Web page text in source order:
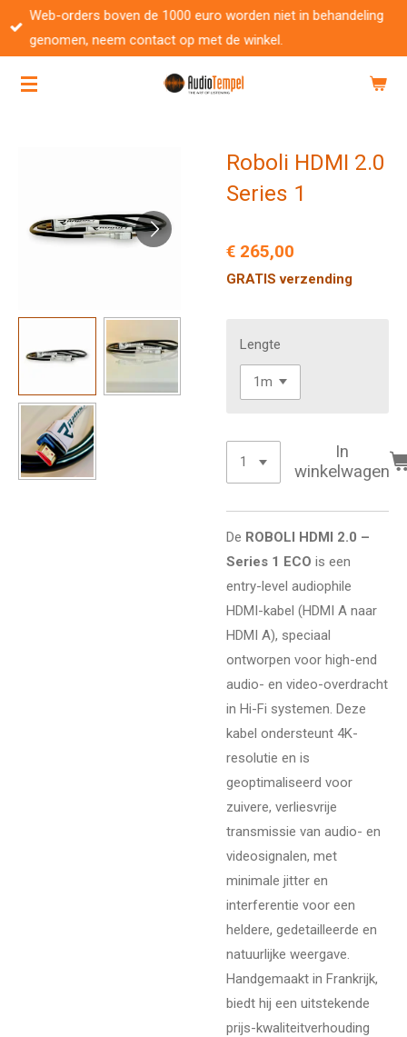
Ga
direct
de
Web-orders boven de 1000 euro worden niet in behandeling
genomen, neem contact op met de winkel.
Roboli HDMI 2.0
Series 1
€ 265,00
GRATIS verzending
Lengte
In
winkelwagen
De ROBOLI HDMI 2.0 –
Series 1 ECO is een
entry-level audiophile
HDMI-kabel (HDMI A naar
HDMI A), speciaal
ontworpen voor high-end
audio- en video-overdracht
in Hi-Fi systemen. Deze
kabel ondersteunt 4K-
resolutie en is
geoptimaliseerd voor
zuivere, verliesvrije
transmissie van audio- en
videosignalen, met
minimale jitter en
interferentie voor een
heldere, gedetailleerde en
natuurlijke weergave.
Handgemaakt in Frankrijk,
biedt hij een uitstekende
prijs-kwaliteitverhouding